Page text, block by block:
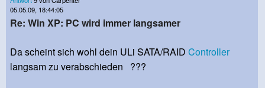
05.05.09, 18:44:05
Re: Win XP: PC wird immer langsamer
Da scheint sich wohl dein ULi SATA/RAID Controller
langsam zu verabschieden ???